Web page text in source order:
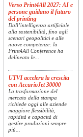
Verso Print4All 2027: AI e
persone guidano il futuro
del printing
Dall’intelligenza artificiale
alla sostenibilità, fino agli
scenari geopolitici e alle
nuove competenze: la
Print4All Conference ha
delineato le...
UTVI accelera la crescita
con AccurioJet 30000
La trasformazione del
mercato della stampa
richiede oggi alle aziende
maggiore flessibilità,
rapidità e capacità di
gestire produzioni sempre
più...